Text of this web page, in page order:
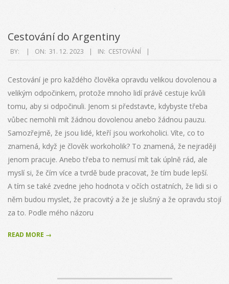
Cestování do Argentiny
2023-
31
BY: ON: 31. 12. 2023 IN: CESTOVÁNÍ
Cestování je pro každého člověka opravdu velikou dovolenou a
velikým odpočinkem, protože mnoho lidí právě cestuje kvůli
tomu, aby si odpočinuli. Jenom si představte, kdybyste třeba
vůbec nemohli mít žádnou dovolenou anebo žádnou pauzu.
Samozřejmě, že jsou lidé, kteří jsou workoholici. Víte, co to
znamená, když je člověk workoholik? To znamená, že nejraději
jenom pracuje. Anebo třeba to nemusí mít tak úplně rád, ale
myslí si, že čím více a tvrdě bude pracovat, že tím bude lepší.
A tím se také zvedne jeho hodnota v očích ostatních, že lidi si o
něm budou myslet, že pracovitý a že je slušný a že opravdu stojí
za to. Podle mého názoru
READ MORE →